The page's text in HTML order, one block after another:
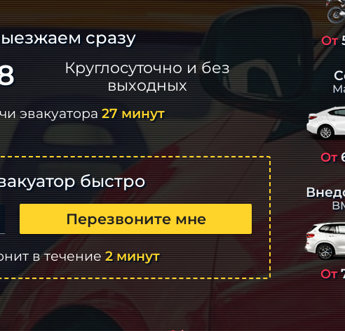
сразу
Круглосуточно и без
выходных
эвакуатора27 минут
быстро
Перезвоните мне
в течение2 минут
От
От
От